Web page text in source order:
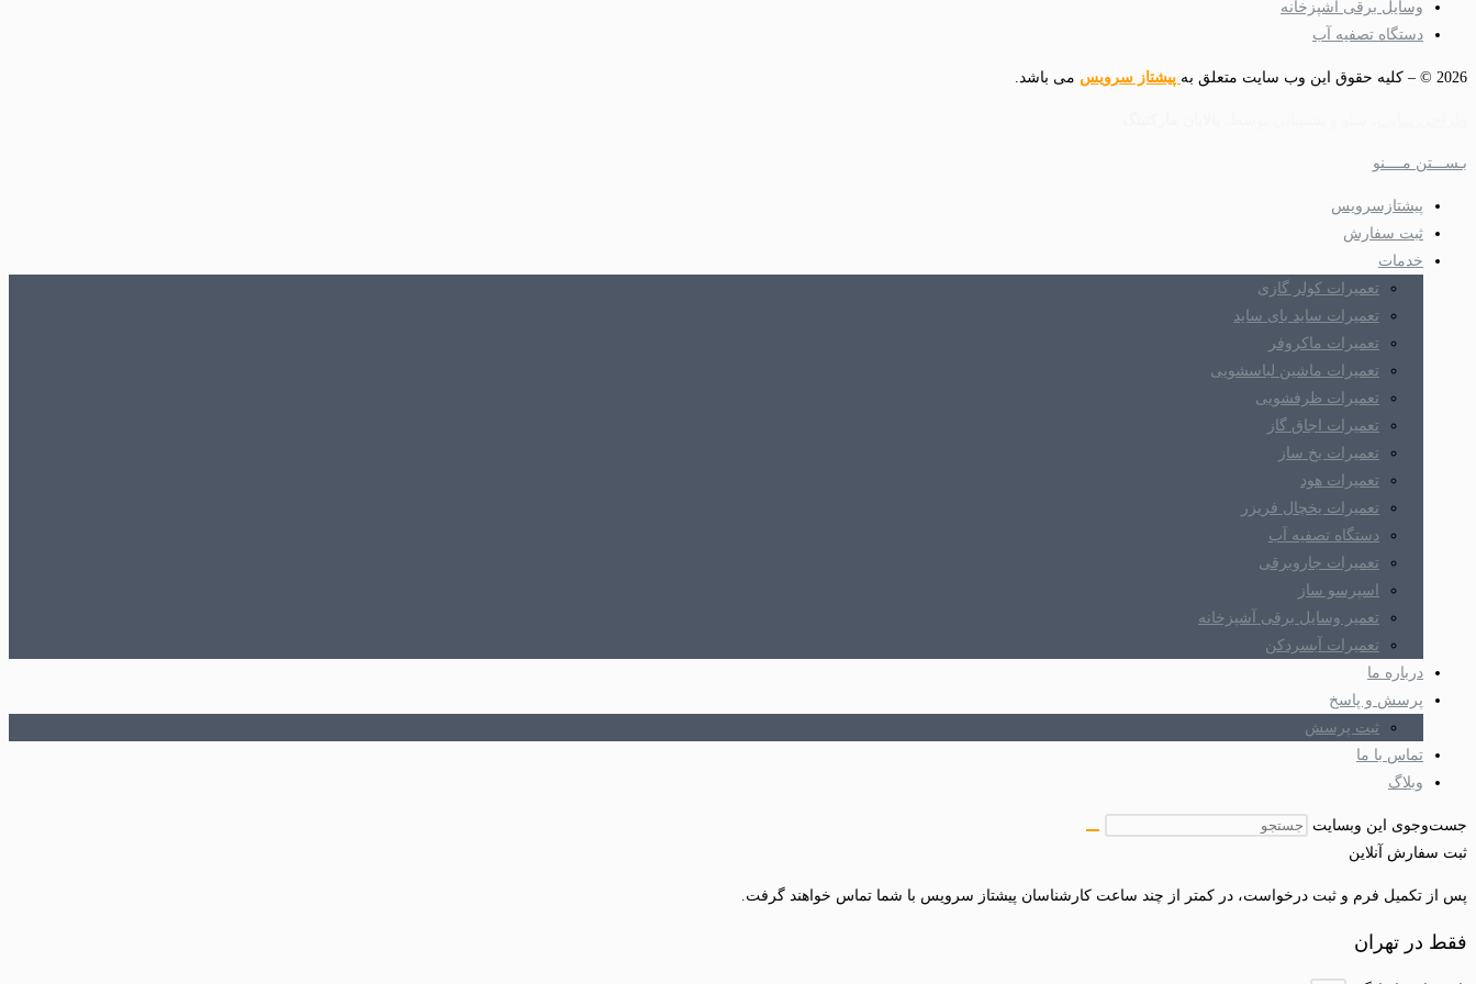
وسایل برقی آشپزخانه
دستگاه تصفیه آب
2026 © – کلیه حقوق این وب سایت متعلق به پیشتاز سرویس می باشد.
بـســـتن مــــنو
پیشتازسرویس
ثبت سفارش
خدمات
تعمیرات کولر گازی
تعمیرات ساید بای ساید
تعمیرات ماکروفر
تعمیرات ماشین لباسشویی
تعمیرات ظرفشویی
تعمیرات اجاق گاز
تعمیرات یخ ساز
تعمیرات هود
تعمیرات یخچال فریزر
دستگاه تصفیه آب
تعمیرات جاروبرقی
اسپرسو ساز
تعمیر وسایل برقی آشپزخانه
تعمیرات آبسردکن
درباره ما
پرسش و پاسخ
ثبت پرسش
تماس با ما
وبلاگ
جست‌وجوی این وبسایت
ثبت سفارش آنلاین
پس از تکمیل فرم و ثبت درخواست، در کمتر از چند ساعت کارشناسان پیشتاز سرویس با شما تماس خواهند گرفت.
فقط در تهران